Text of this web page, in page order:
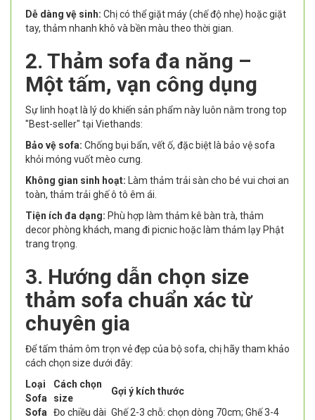
Dễ dàng vệ sinh: Chị có thể giặt máy (chế độ nhẹ) hoặc giặt
tay, thảm nhanh khô và bền màu theo thời gian.
2. Thảm sofa đa năng –
Một tấm, vạn công dụng
Sự linh hoạt là lý do khiến sản phẩm này luôn nằm trong top
"Best-seller" tại Viethands:
Bảo vệ sofa: Chống bụi bẩn, vết ố, đặc biệt là bảo vệ sofa
khỏi móng vuốt mèo cưng.
Không gian sinh hoạt: Làm thảm trải sàn cho bé vui chơi an
toàn, thảm trải ghế ô tô êm ái.
Tiện ích đa dạng: Phù hợp làm thảm kê bàn trà, thảm
decor phòng khách, mang đi picnic hoặc làm thảm lạy Phật
trang trọng.
3. Hướng dẫn chọn size
thảm sofa chuẩn xác từ
chuyên gia
Để tấm thảm ôm trọn vẻ đẹp của bộ sofa, chị hãy tham khảo
cách chọn size dưới đây:
Loại
Sofa
Cách chọn
size
Gợi ý kích thước
Sofa Đo chiều dài Ghế 2-3 chỗ: chọn dòng 70cm; Ghế 3-4